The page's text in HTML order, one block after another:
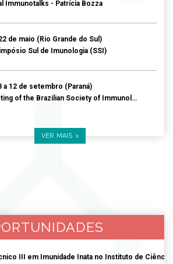
Immunotalks - Patrícia Bozza
de maio (Rio Grande do Sul)
Sul de Imunologia (SSI)
a12 de setembro (Paraná)
50th Annual Meeting of the Brazilian Society of Immunology – ImmunoFoz
VER MAIS >
III em Imunidade Inata no Instituto de